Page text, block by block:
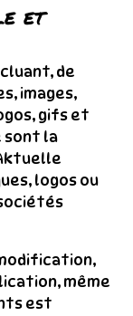
et
de
images,
gifs et
sont la
logos ou
même
est